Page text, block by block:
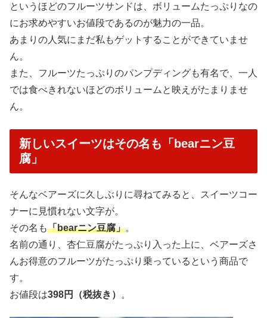
というほどのフルーツサンドは、ボリュームたっぷりなの
にお求めやすいお値段であるのが魅力の一品。
あまりの人気にまだ私もゲットすることができていませ
ん。
また、フルーツたっぷりのパンプディングも有名で、一人
では食べきれないほどのボリュームと映えがたまりませ
ん。
新しいスイーツはその名も「bearニン豆
腐」
そんなベアーズに久しぶりに尋ねてみると、スイーツコー
ナーに見慣れない文字が。
その名も「bearニン豆腐」。
名前の通り、杏仁豆腐がたっぷり入った上に、ベアーズさ
んお得意のフルーツがたっぷり乗っているという商品で
す。
お値段は398円（税抜き） 。